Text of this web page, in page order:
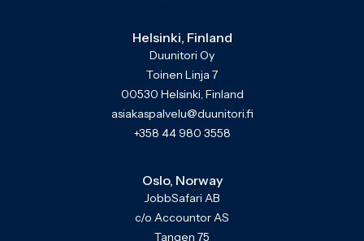
Helsinki, Finland
Duunitori Oy
Toinen Linja 7
00530 Helsinki, Finland
asiakaspalvelu@duunitori.fi
+358 44 980 3558
Oslo, Norway
JobbSafari AB
c/o Accountor AS
Tangen 75